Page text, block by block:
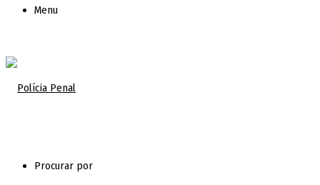
Menu
Procurar por